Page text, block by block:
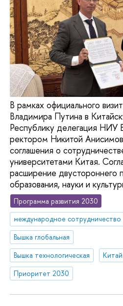
В рамках официального
Владимира Путина в
Республику делегация НИУ
ректором Никитой
соглашения о
университетами Китая.
расширение двустороннего
образования, науки и
Программа развития 2030
международное сотрудничество
Вышка глобальная
Вышка технологическая
Китай
Приоритет 2030